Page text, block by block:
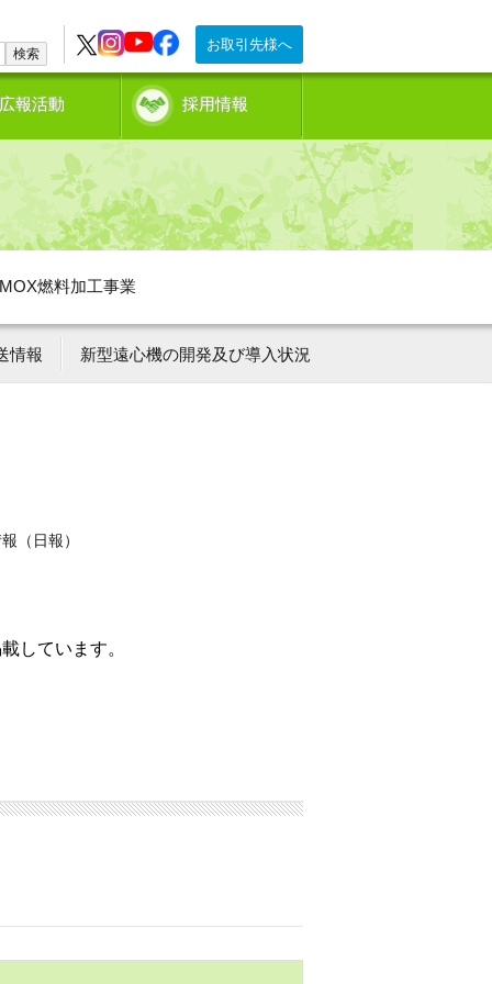
お取引先様へ
検索
報活動 採用情報
燃料加工事業
情報 新型遠心機の開発及び導入状況
（日報）
しています。